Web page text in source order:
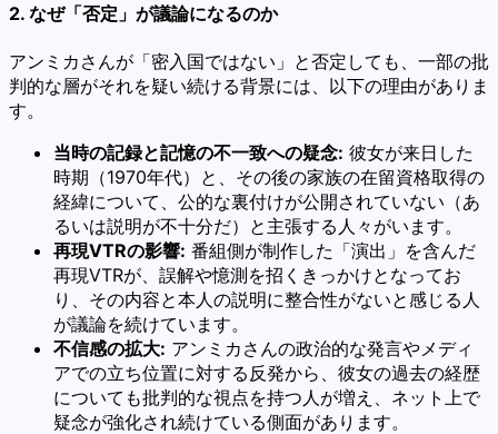
2. なぜ「否定」が議論になるのか
アンミカさんが「密入国ではない」と否定しても、一部の批
判的な層がそれを疑い続ける背景には、以下の理由がありま
す。
当時の記録と記憶の不一致への疑念: 彼女が来日した
時期（1970年代）と、その後の家族の在留資格取得の
経緯について、公的な裏付けが公開されていない（あ
るいは説明が不十分だ）と主張する人々がいます。
再現VTRの影響: 番組側が制作した「演出」を含んだ
再現VTRが、誤解や憶測を招くきっかけとなってお
り、その内容と本人の説明に整合性がないと感じる人
が議論を続けています。
不信感の拡大: アンミカさんの政治的な発言やメディ
アでの立ち位置に対する反発から、彼女の過去の経歴
についても批判的な視点を持つ人が増え、ネット上で
疑念が強化され続けている側面があります。